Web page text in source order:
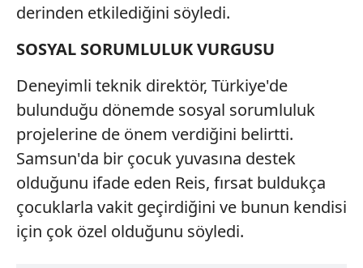
derinden etkilediğini söyledi.
SOSYAL SORUMLULUK VURGUSU
Deneyimli teknik direktör, Türkiye'de
bulunduğu dönemde sosyal sorumluluk
projelerine de önem verdiğini belirtti.
Samsun'da bir çocuk yuvasına destek
olduğunu ifade eden Reis, fırsat buldukça
çocuklarla vakit geçirdiğini ve bunun kendisi
için çok özel olduğunu söyledi.